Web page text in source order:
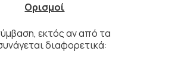
Ορισμοί
εκτός αν από τα
διαφορετικά: